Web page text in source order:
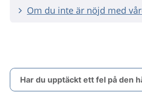
Om du inte är nöjd med
Har du upptäckt ett fel på den